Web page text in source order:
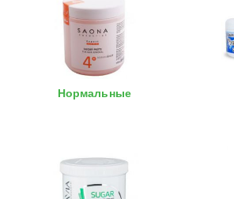
Нормальные